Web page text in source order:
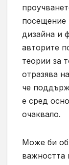
посещение
дизайна и
авторите
теории за
отразява
че
е сред
очаквало.
Може би
важността